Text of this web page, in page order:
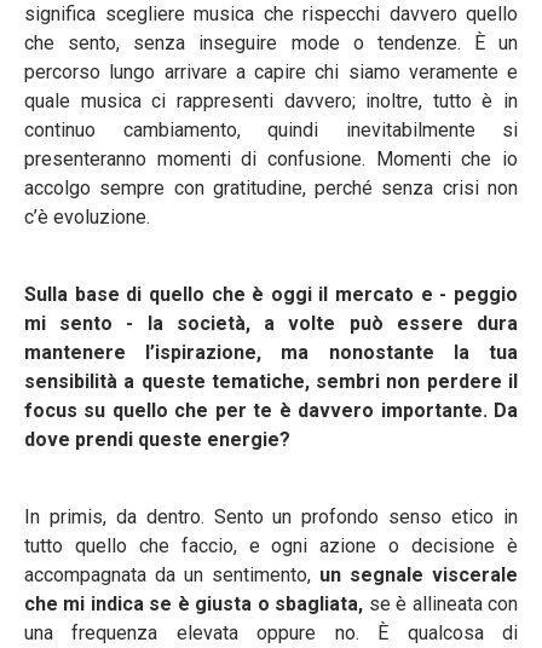
significa scegliere musica che rispecchi davvero quello
che sento, senza inseguire mode o tendenze. È un
percorso lungo arrivare a capire chi siamo veramente e
quale musica ci rappresenti davvero; inoltre, tutto è in
continuo cambiamento, quindi inevitabilmente si
presenteranno momenti di confusione. Momenti che io
accolgo sempre con gratitudine, perché senza crisi non
c’è evoluzione.
Sulla base di quello che è oggi il mercato e - peggio
mi sento - la società, a volte può essere dura
mantenere l’ispirazione, ma nonostante la tua
sensibilità a queste tematiche, sembri non perdere il
focus su quello che per te è davvero importante. Da
dove prendi queste energie?
In primis, da dentro. Sento un profondo senso etico in
tutto quello che faccio, e ogni azione o decisione è
accompagnata da un sentimento, un segnale viscerale
che mi indica se è giusta o sbagliata, se è allineata con
una frequenza elevata oppure no. È qualcosa di